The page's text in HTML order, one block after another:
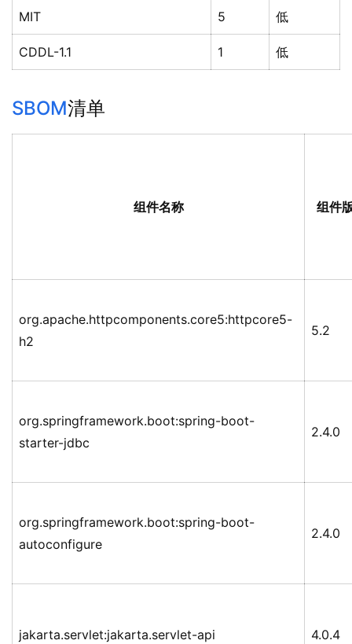
MIT 5 低
CDDL-1.1 1 低
SBOM清单
组件名称 组件
org.apache.httpcomponents.core5:httpcore5-
h2
5.2
org.springframework.boot:spring-boot-
starter-jdbc
2.4.0
org.springframework.boot:spring-boot-
autoconfigure
2.4.0
jakarta.servlet:jakarta.servlet-api 4.0.4